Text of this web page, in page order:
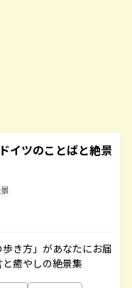
イツのことばと絶景
き方」があなたにお届
癒やしの絶景集